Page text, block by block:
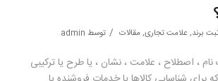
برند, علامت تجاری,مقالات / توسط admin
، اصطلاح ، علامت ، نشان ، یا طرح یا ترکیبی